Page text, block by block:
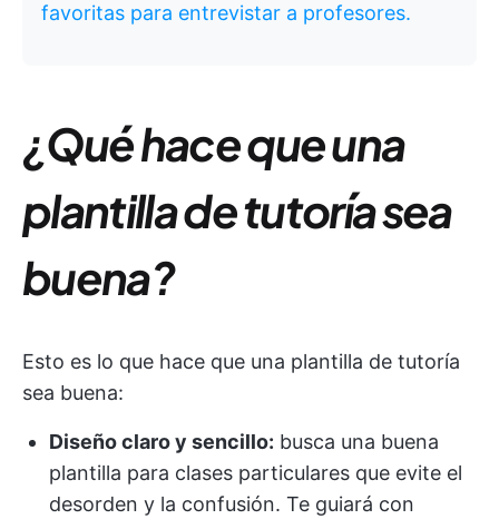
favoritas para entrevistar a profesores.
¿Qué hace que una
plantilla de tutoría sea
buena?
Esto es lo que hace que una plantilla de tutoría
sea buena:
Diseño claro y sencillo: busca una buena
plantilla para clases particulares que evite el
desorden y la confusión. Te guiará con